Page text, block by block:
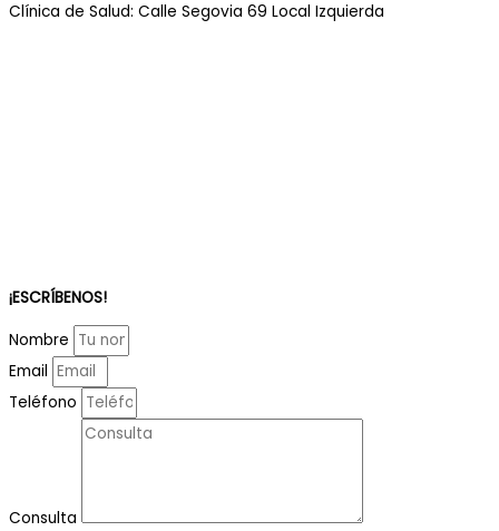
Clínica de Salud: Calle Segovia 69 Local Izquierda
¡ESCRÍBENOS!
Nombre
Email
Teléfono
Consulta